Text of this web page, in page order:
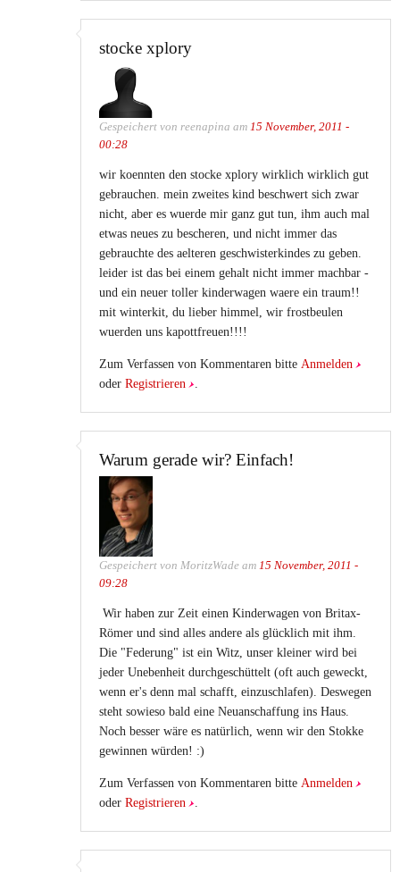
stocke xplory
Gespeichert von reenapina am 15 November, 2011 -
00:28
wir koennten den stocke xplory wirklich wirklich gut
gebrauchen. mein zweites kind beschwert sich zwar
nicht, aber es wuerde mir ganz gut tun, ihm auch mal
etwas neues zu bescheren, und nicht immer das
gebrauchte des aelteren geschwisterkindes zu geben.
leider ist das bei einem gehalt nicht immer machbar -
und ein neuer toller kinderwagen waere ein traum!!
mit winterkit, du lieber himmel, wir frostbeulen
wuerden uns kapottfreuen!!!!
Zum Verfassen von Kommentaren bitte Anmelden
oder Registrieren
Warum gerade wir? Einfach!
Gespeichert von MoritzWade am 15 November, 2011 -
09:28
Wir haben zur Zeit einen Kinderwagen von Britax-
Römer und sind alles andere als glücklich mit ihm.
Die "Federung" ist ein Witz, unser kleiner wird bei
jeder Unebenheit durchgeschüttelt (oft auch geweckt,
wenn er's denn mal schafft, einzuschlafen). Deswegen
steht sowieso bald eine Neuanschaffung ins Haus.
Noch besser wäre es natürlich, wenn wir den Stokke
gewinnen würden! :)
Zum Verfassen von Kommentaren bitte Anmelden
oder Registrieren .